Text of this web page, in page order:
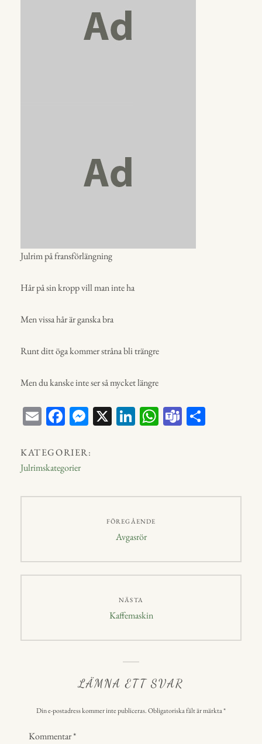
Julrim på fransförlängning
Hår på sin kropp vill man inte ha
Men vissa hår är ganska bra
Runt ditt öga kommer stråna bli trängre
Men du kanske inte ser så mycket längre
E
ail
Fa
bo
ok
M
en
r
X Li W
p
Te
KATEGORIER:
Julrimskategorier
FÖREGÅENDE
Föregående
Avgasrör
NÄSTA
Nästa
Kaffemaskin
LÄMNA ETT SVAR
Din e-postadress kommer inte publiceras.Obligatoriska fält är märkta*
Kommentar*